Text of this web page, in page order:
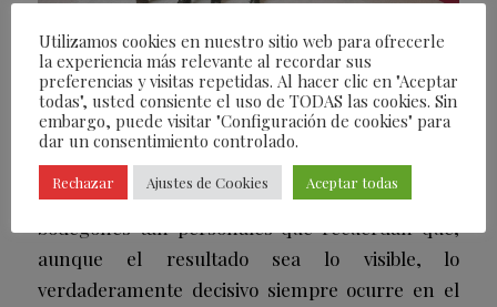
La cantera del diseño nos descubre su
interior desde Neolith
La cantera de la arquitectura y el interiorismo se
reúne enNeolithllevando algo más que la casa a
cuestas, su propio estudio. El resultado son estos
bodegones tan personales que recuerdan que,
aunque el resultado sea lo visible, lo
verdaderamente decisivo siempre ocurre en el
Utilizamos cookies en nuestro sitio web para ofrecerle
la experiencia más relevante al recordar sus
preferencias y visitas repetidas. Al hacer clic en "Aceptar
todas", usted consiente el uso de TODAS las cookies. Sin
embargo, puede visitar "Configuración de cookies" para
dar un consentimiento controlado.
Rechazar Ajustes de Cookies Aceptar todas